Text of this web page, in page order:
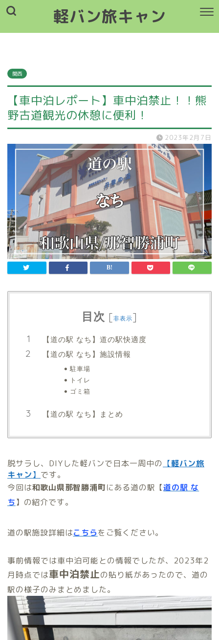
軽バン旅キャン
関西
【車中泊レポート】車中泊禁止！！熊
野古道観光の休憩に便利！
2023年2月7日
目次 [非表示]
【道の駅 なち】道の駅快適度
【道の駅 なち】施設情報
駐車場
トイレ
ゴミ箱
【道の駅 なち】まとめ
脱サラし、DIYした軽バンで日本一周中の 【軽バン旅
キャン】 です。
今回は和歌山県那智勝浦町にある道の駅【道の駅 な
ち】の紹介です。
道の駅施設詳細はこちらをご覧ください。
事前情報では車中泊可能との情報でしたが、2023年2
月時点では車中泊禁止の貼り紙があったので、道の
駅の様子のみまとめました。